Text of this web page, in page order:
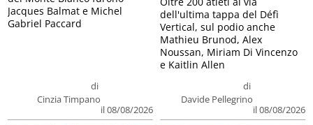
di
Cinzia Timpano
il 08/08/2026
Jacques Balmat e Michel
Gabriel Paccard
di
Davide Pellegrino
il 08/08/2026
dell'ultima tappa del Défì
Vertical, sul podio anche
Mathieu Brunod, Alex
Noussan, Miriam Di Vincenzo
e Kaitlin Allen